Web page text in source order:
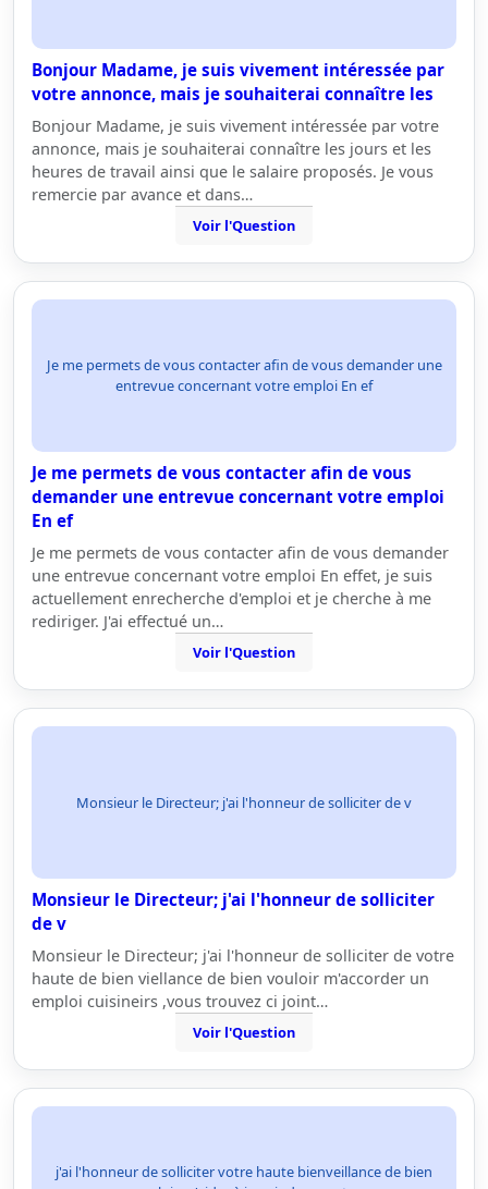
Bonjour Madame, je suis vivement intéressée par
votre annonce, mais je souhaiterai connaître les
Bonjour Madame, je suis vivement intéressée par votre
annonce, mais je souhaiterai connaître les jours et les
heures de travail ainsi que le salaire proposés. Je vous
remercie par avance et dans…
Voir l'Question
Je me permets de vous contacter afin de vous demander une
entrevue concernant votre emploi En ef
Je me permets de vous contacter afin de vous
demander une entrevue concernant votre emploi
En ef
Je me permets de vous contacter afin de vous demander
une entrevue concernant votre emploi En effet, je suis
actuellement enrecherche d'emploi et je cherche à me
rediriger. J'ai effectué un…
Voir l'Question
Monsieur le Directeur; j'ai l'honneur de solliciter de v
Monsieur le Directeur; j'ai l'honneur de solliciter
de v
Monsieur le Directeur; j'ai l'honneur de solliciter de votre
haute de bien viellance de bien vouloir m'accorder un
emploi cuisineirs ,vous trouvez ci joint…
Voir l'Question
j'ai l'honneur de solliciter votre haute bienveillance de bien